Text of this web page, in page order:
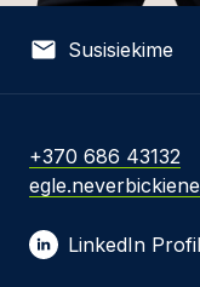
Susisiekime
El. pašto adresas *
+370 686 43132
LinkedIn